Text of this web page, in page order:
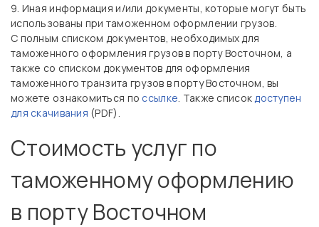
Иная информация и/или документы, которые могут быть
использованы при таможенном оформлении грузов.
С полным списком документов, необходимых для
таможенного оформления грузов в порту Восточном, а
также со списком документов для оформления
таможенного транзита грузов в порту Восточном, вы
можете ознакомиться по ссылке. Также списокдоступен
для скачивания (PDF).
Стоимость услуг по
таможенному оформлению
в порту Восточном